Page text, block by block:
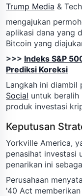
Trump Media &
mengajukan
aplikasi dana yang
Bitcoin yang
>>> Indeks S&P
Prediksi Koreksi
Langkah ini diambil
Social untuk
produk investasi
Keputusan
Yorkville America,
penasihat investasi
penarikan ini
Perusahaan
'40 Act